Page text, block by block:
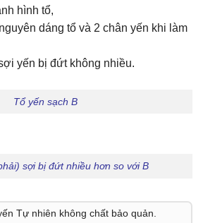
hình tổ,
dáng tổ và 2 chân yến khi làm
yến bị đứt không nhiều.
Tổ yến sạch B
sợi bị đứt nhiều hơn so với B
Tự nhiên không chất bảo quản.